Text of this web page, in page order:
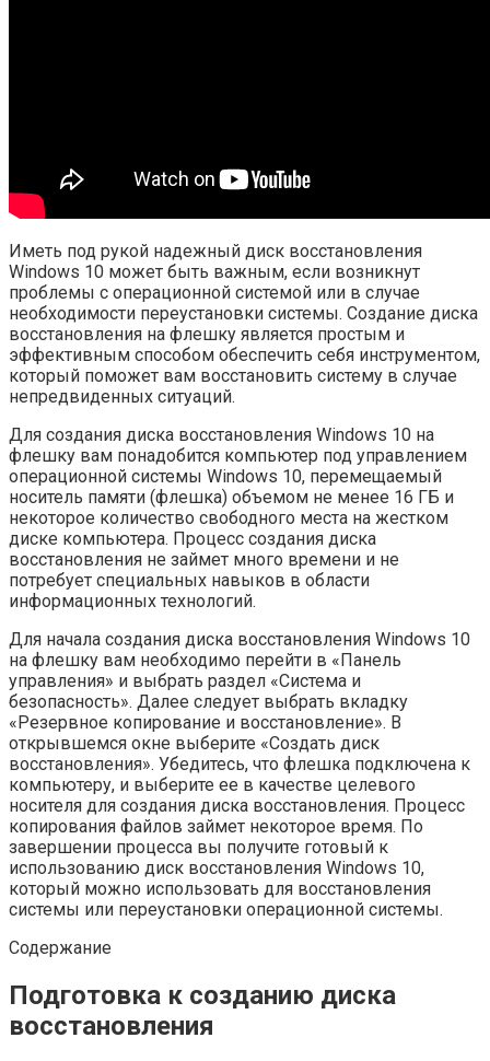
Иметь под рукой надежный диск восстановления
Windows 10 может быть важным, если возникнут
проблемы с операционной системой или в случае
необходимости переустановки системы. Создание диска
восстановления на флешку является простым и
эффективным способом обеспечить себя инструментом,
который поможет вам восстановить систему в случае
непредвиденных ситуаций.
Для создания диска восстановления Windows 10 на
флешку вам понадобится компьютер под управлением
операционной системы Windows 10, перемещаемый
носитель памяти (флешка) объемом не менее 16 ГБ и
некоторое количество свободного места на жестком
диске компьютера. Процесс создания диска
восстановления не займет много времени и не
потребует специальных навыков в области
информационных технологий.
Для начала создания диска восстановления Windows 10
на флешку вам необходимо перейти в «Панель
управления» и выбрать раздел «Система и
безопасность». Далее следует выбрать вкладку
«Резервное копирование и восстановление». В
открывшемся окне выберите «Создать диск
восстановления». Убедитесь, что флешка подключена к
компьютеру, и выберите ее в качестве целевого
носителя для создания диска восстановления. Процесс
копирования файлов займет некоторое время. По
завершении процесса вы получите готовый к
использованию диск восстановления Windows 10,
который можно использовать для восстановления
системы или переустановки операционной системы.
Содержание
Подготовка к созданию диска
восстановления